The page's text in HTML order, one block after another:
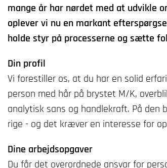
mange år har nørdet med at udvikle
oplever vi nu en markant
holde styr på processerne og sætte
Din profil
Vi forestiller os, at du har en solid
person med hår på brystet M/K,
analytisk sans og handlekraft. På
rige - og det kræver en interesse for
Dine arbejdsopgaver
Du får det overordnede ansvar for